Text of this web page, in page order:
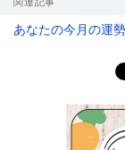
あなたの今月の運